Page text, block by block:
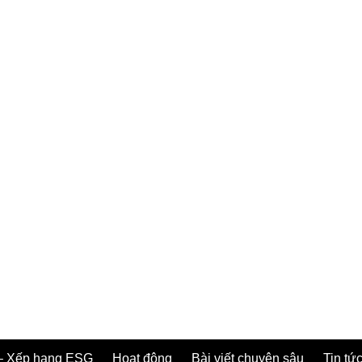
Xếp hạng ESG Hoạt động Bài viết chuyên sâu Tin